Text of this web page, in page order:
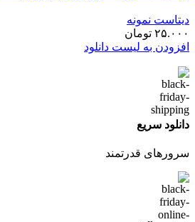
دیتاست نمونه
۲۵.۰۰۰ تومان
افزودن به لیست دانلود
دانلود سریع
سرورهای قدرتمند